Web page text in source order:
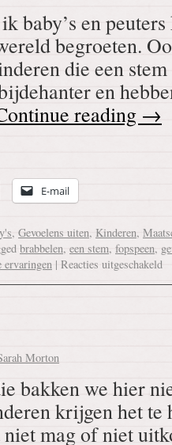
baby’s en
begroeten.
die een
en
reading →
E-mail
, Gevoelens uiten, Kinderen,
brabbelen, een stem, fopspeen,
ervaringen | Reacties uitgeschakeld
Morton
bakken we hier
krijgen het te
mag of niet